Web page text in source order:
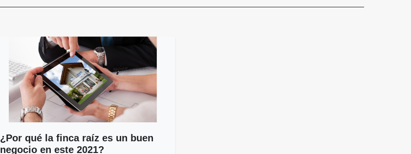
¿Por qué la finca raíz es un buen
negocio en este 2021?